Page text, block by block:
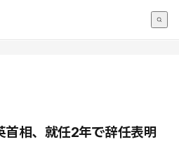
首相、就任2年で辞任表明